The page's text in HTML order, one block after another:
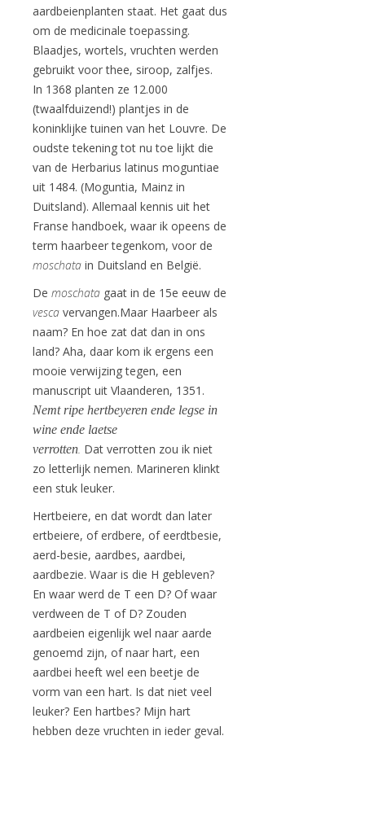
aardbeienplanten staat. Het gaat dus
om de medicinale toepassing.
Blaadjes, wortels, vruchten werden
gebruikt voor thee, siroop, zalfjes.
In 1368 planten ze 12.000
(twaalfduizend!) plantjes in de
koninklijke tuinen van het Louvre. De
oudste tekening tot nu toe lijkt die
van de Herbarius latinus moguntiae
uit 1484. (Moguntia, Mainz in
Duitsland). Allemaal kennis uit het
Franse handboek, waar ik opeens de
term haarbeer tegenkom, voor de
moschata in Duitsland en België.
De moschata gaat in de 15e eeuw de
vesca vervangen.Maar Haarbeer als
naam? En hoe zat dat dan in ons
land? Aha, daar kom ik ergens een
mooie verwijzing tegen, een
manuscript uit Vlaanderen, 1351.
Nemt ripe hertbeyeren ende legse in
wine ende laetse
verrotten. Dat verrotten zou ik niet
zo letterlijk nemen. Marineren klinkt
een stuk leuker.
Hertbeiere, en dat wordt dan later
ertbeiere, of erdbere, of eerdtbesie,
aerd-besie, aardbes, aardbei,
aardbezie. Waar is die H gebleven?
En waar werd de T een D? Of waar
verdween de T of D? Zouden
aardbeien eigenlijk wel naar aarde
genoemd zijn, of naar hart, een
aardbei heeft wel een beetje de
vorm van een hart. Is dat niet veel
leuker? Een hartbes? Mijn hart
hebben deze vruchten in ieder geval.